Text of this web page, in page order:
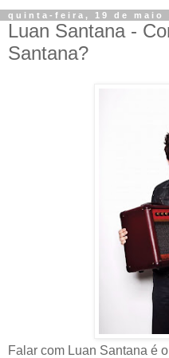
quinta-feira, 19 de maio
Luan Santana -
Santana?
Falar com Luan Santana é